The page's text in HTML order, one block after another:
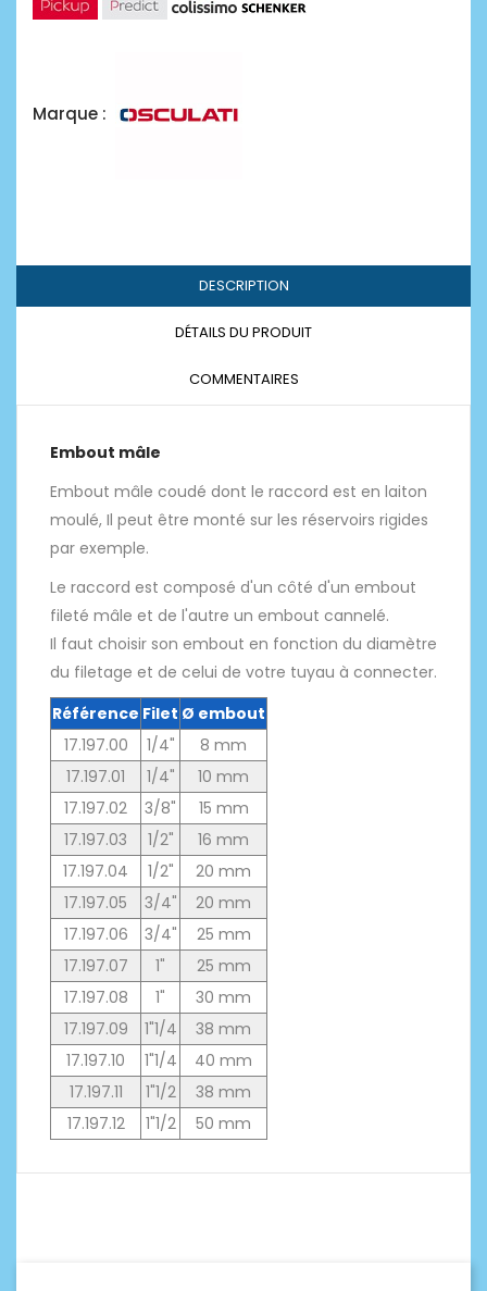
Marque :
DESCRIPTION
DÉTAILS DU PRODUIT
COMMENTAIRES
Embout mâle
Embout mâle coudé dont le raccord est en laiton
moulé, Il peut être monté sur les réservoirs rigides
par exemple.
Le raccord est composé d'un côté d'un embout
fileté mâle et de l'autre un embout cannelé.
Il faut choisir son embout en fonction du diamètre
du filetage et de celui de votre tuyau à connecter.
Référence Filet Ø embout
17.197.00
1/4"
8 mm
17.197.01
1/4"
10 mm
17.197.02
3/8"
15 mm
17.197.03
1/2"
16 mm
17.197.04
1/2"
20 mm
17.197.05
3/4"
20 mm
17.197.06
3/4"
25 mm
17.197.07
1"
25 mm
17.197.08
1"
30 mm
17.197.09
1"1/4
38 mm
17.197.10
1"1/4
40 mm
17.197.11
1"1/2
38 mm
17.197.12
1"1/2 50 mm